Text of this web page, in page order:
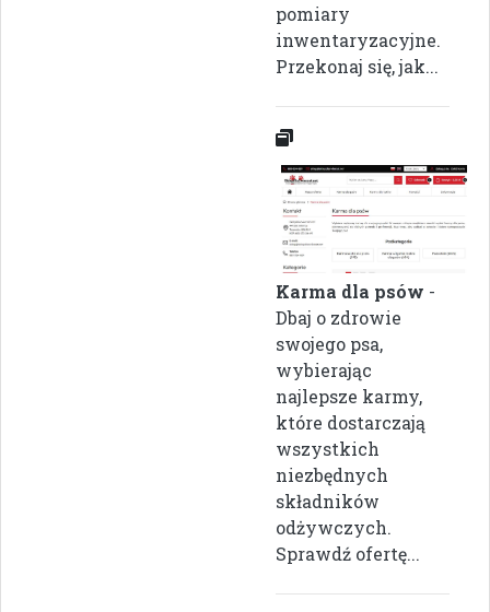
pomiary
inwentaryzacyjne.
Przekonaj się, jak...
Karma dla psów -
Dbaj o zdrowie
swojego psa,
wybierając
najlepsze karmy,
które dostarczają
wszystkich
niezbędnych
składników
odżywczych.
Sprawdź ofertę...